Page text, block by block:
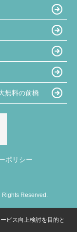
無料の前橋
ポリシー
Rights Reserved.
ビス向上検討を目的と